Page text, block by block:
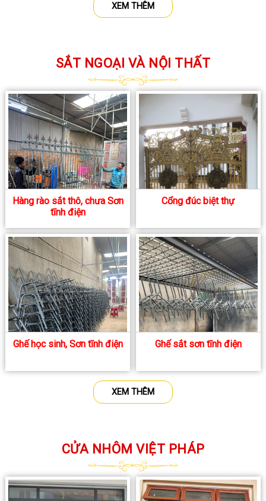
XEM THÊM
SẮT NGOẠI VÀ NỘI THẤT
Hàng rào sắt thô, chưa Sơn
tĩnh điện
Cổng đúc biệt thự
Ghế học sinh, Sơn tĩnh điện Ghế sắt sơn tĩnh điện
XEM THÊM
CỬA NHÔM VIỆT PHÁP